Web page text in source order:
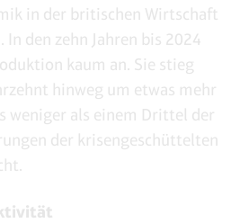
in der britischen Wirtschaft
In den zehn Jahren bis 2024
kaum an. Sie stieg
hinweg um etwas mehr
weniger als einem Drittel der
der krisengeschüttelten